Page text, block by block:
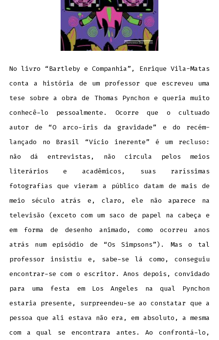
No livro “Bartleby e Companhia”, Enrique Vila-Matas
conta a história de um professor que escreveu uma
tese sobre a obra de Thomas Pynchon e queria muito
conhecê-lo pessoalmente. Ocorre que o cultuado
autor de “O arco-íris da gravidade” e do recém-
lançado no Brasil “Vício inerente” é um recluso:
não dá entrevistas, não circula pelos meios
literários e acadêmicos, suas raríssimas
fotografias que vieram a público datam de mais de
meio século atrás e, claro, ele não aparece na
televisão (exceto com um saco de papel na cabeça e
em forma de desenho animado, como ocorreu anos
atrás num episódio de “Os Simpsons”). Mas o tal
professor insistiu e, sabe-se lá como, conseguiu
encontrar-se com o escritor. Anos depois, convidado
para uma festa em Los Angeles na qual Pynchon
estaria presente, surpreendeu-se ao constatar que a
pessoa que ali estava não era, em absoluto, a mesma
com a qual se encontrara antes. Ao confrontá-lo,